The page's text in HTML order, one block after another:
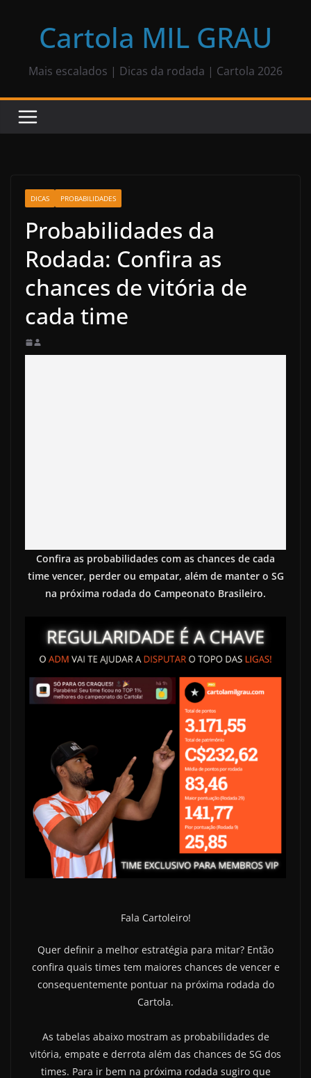
Cartola MIL GRAU
Mais escalados | Dicas da rodada | Cartola 2026
DICAS PROBABILIDADES
Probabilidades da
Rodada: Confira as
chances de vitória de
cada time
Confira as probabilidades com as chances de cada
time vencer, perder ou empatar, além de manter o SG
na próxima rodada do Campeonato Brasileiro.
Fala Cartoleiro!
Quer definir a melhor estratégia para mitar? Então
confira quais times tem maiores chances de vencer e
consequentemente pontuar na próxima rodada do
Cartola.
As tabelas abaixo mostram as probabilidades de
vitória, empate e derrota além das chances de SG dos
times. Para ir bem na próxima rodada sugiro que